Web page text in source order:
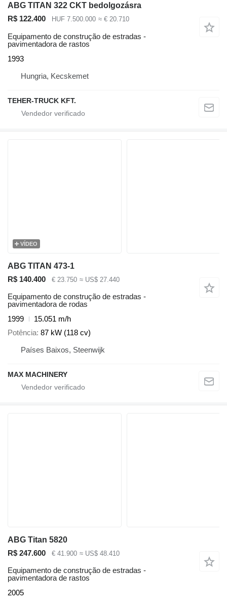
ABG TITAN 322 CKT bedolgozásra
R$ 122.400
HUF 7.500.000 ≈ € 20.710
Equipamento de construção de estradas -
pavimentadora de rastos
1993
Hungria, Kecskemet
TEHER-TRUCK KFT.
VÍDEO
ABG TITAN 473-1
R$ 140.400
€ 23.750 ≈ US$ 27.440
Equipamento de construção de estradas -
pavimentadora de rodas
1999
15.051 m/h
Potência 87 kW (118 cv)
Países Baixos, Steenwijk
MAX MACHINERY
ABG Titan 5820
R$ 247.600
€ 41.900 ≈ US$ 48.410
Equipamento de construção de estradas -
pavimentadora de rastos
2005